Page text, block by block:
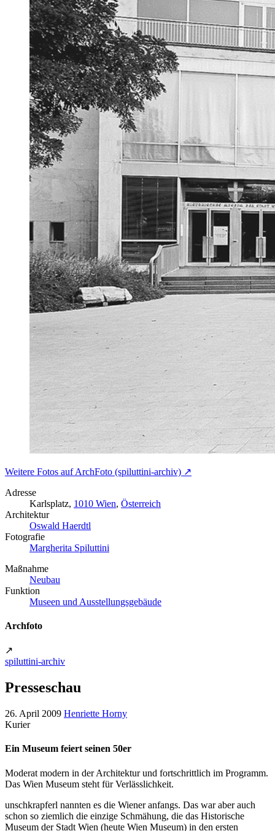
Weitere Fotos auf ArchFoto (spiluttini-archiv) ↗
Adresse
Karlsplatz, 1010 Wien, Österreich
Architektur
Oswald Haerdtl
Fotografie
Margherita Spiluttini
Maßnahme
Neubau
Funktion
Museen und Ausstellungsgebäude
Archfoto
↗
spiluttini-archiv
Presseschau
26. April 2009 Henriette Horny
Kurier
Ein Museum feiert seinen 50er
Moderat modern in der Architektur und fortschrittlich im Programm.
Das Wien Museum steht für Verlässlichkeit.
unschkrapferl nannten es die Wiener anfangs. Das war aber auch
schon so ziemlich die einzige Schmähung, die das Historische
Museum der Stadt Wien (heute Wien Museum) in den ersten